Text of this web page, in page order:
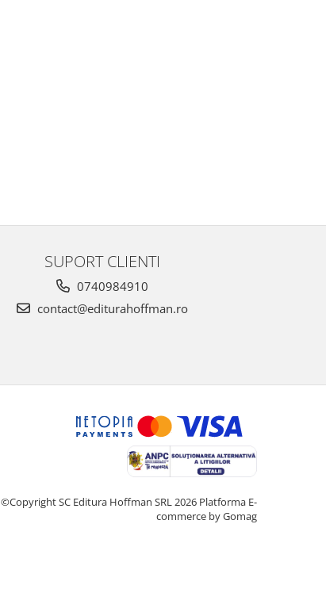
SUPORT CLIENTI
0740984910
contact@editurahoffman.ro
©Copyright SC Editura Hoffman SRL 2026 Platforma E-
commerce by Gomag